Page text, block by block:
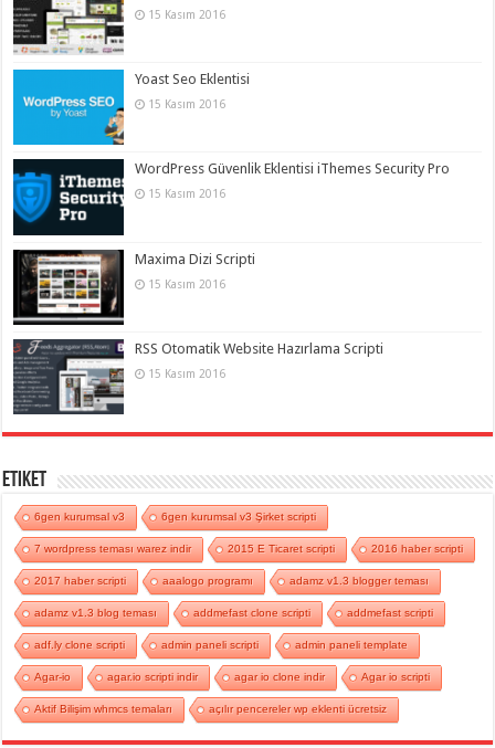
15 Kasım 2016
Yoast Seo Eklentisi
15 Kasım 2016
WordPress Güvenlik Eklentisi iThemes Security Pro
15 Kasım 2016
Maxima Dizi Scripti
15 Kasım 2016
RSS Otomatik Website Hazırlama Scripti
15 Kasım 2016
Etiket
6gen kurumsal v3 6gen kurumsal v3 Şirket scripti
7 wordpress teması warez indir 2015 E Ticaret scripti 2016 haber scripti
2017 haber scripti aaalogo programı adamz v1.3 blogger teması
adamz v1.3 blog teması addmefast clone scripti addmefast scripti
adf.ly clone scripti admin paneli scripti admin paneli template
Agar-io agar.io scripti indir agar io clone indir Agar io scripti
Aktif Bilişim whmcs temaları açılır pencereler wp eklenti ücretsiz